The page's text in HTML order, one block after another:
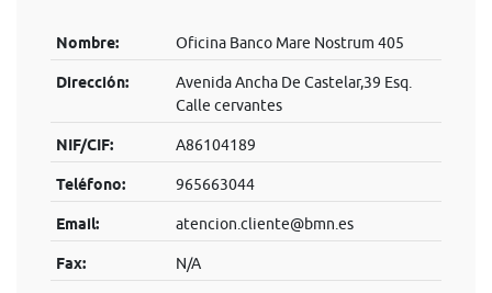
Nombre: Oficina Banco Mare Nostrum 405
Dirección:
Avenida Ancha De Castelar,39 Esq.
Calle cervantes
NIF/CIF: A86104189
Teléfono: 965663044
Email: atencion.cliente@bmn.es
Fax: N/A